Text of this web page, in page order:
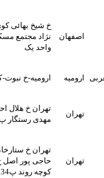
خ شیخ بهائی کوی شهید بهشتی
نژاد مجتمع مسکونی ارمغان
ارومیه-خ نبوت-ک17-پ10
تهران خ هلال احمر خ فاتح ک
مهدی رستگار پ 27 تلفن
تهران خ ستارخان خ شهید اکبر